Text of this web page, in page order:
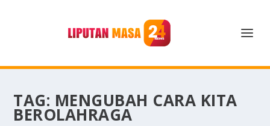
TAG: MENGUBAH CARA KITA
BEROLAHRAGA